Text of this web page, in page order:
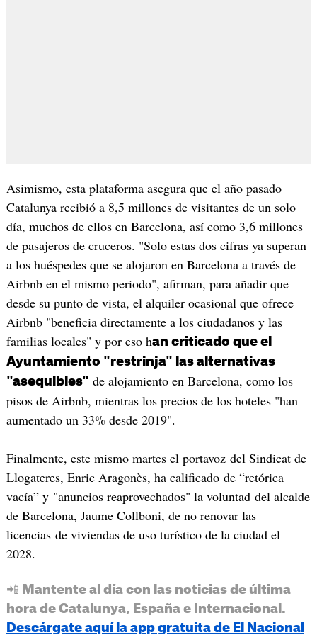
Asimismo, esta plataforma asegura que el año pasado
Catalunya recibió a 8,5 millones de visitantes de un solo
día, muchos de ellos en Barcelona, así como 3,6 millones
de pasajeros de cruceros. "Solo estas dos cifras ya superan
a los huéspedes que se alojaron en Barcelona a través de
Airbnb en el mismo periodo", afirman, para añadir que
desde su punto de vista, el alquiler ocasional que ofrece
Airbnb "beneficia directamente a los ciudadanos y las
familias locales" y por eso han criticado que el
Ayuntamiento "restrinja" las alternativas
"asequibles" de alojamiento en Barcelona, como los
pisos de Airbnb, mientras los precios de los hoteles "han
aumentado un 33% desde 2019".
Finalmente, este mismo martes el portavoz del Sindicat de
Llogateres, Enric Aragonès, ha calificado de “retórica
vacía” y "anuncios reaprovechados" la voluntad del alcalde
de Barcelona, Jaume Collboni, de no renovar las
licencias de viviendas de uso turístico de la ciudad el
2028.
📲 Mantente al día con las noticias de última
hora de Catalunya, España e Internacional.
Descárgate aquí la app gratuita de El Nacional